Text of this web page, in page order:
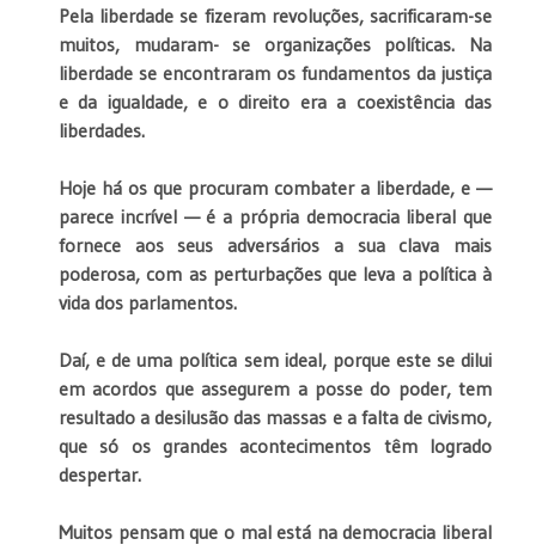
Pela liberdade se fizeram revoluções, sacrificaram-se
muitos, mudaram- se organizações políticas. Na
liberdade se encontraram os fundamentos da justiça
e da igualdade, e o direito era a coexistência das
liberdades.
Hoje há os que procuram combater a liberdade, e —
parece incrível — é a própria democracia liberal que
fornece aos seus adversários a sua clava mais
poderosa, com as perturbações que leva a política à
vida dos parlamentos.
Daí, e de uma política sem ideal, porque este se dilui
em acordos que assegurem a posse do poder, tem
resultado a desilusão das massas e a falta de civismo,
que só os grandes acontecimentos têm logrado
despertar.
Muitos pensam que o mal está na democracia liberal